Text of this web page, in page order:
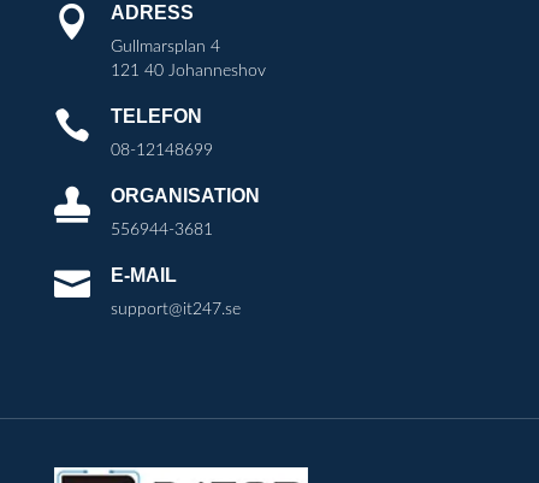
 ADRESS
Gullmarsplan 4
121 40 Johanneshov
 TELEFON
08-12148699
 ORGANISATION
556944-3681
 E-MAIL
support@it247.se